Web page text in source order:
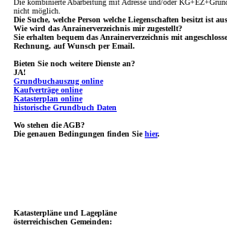
Die kombinierte Abarbeitung mit Adresse und/oder
nicht möglich.
Die Suche, welche Person welche Liegenschaften besitzt ist
Wie wird das Anrainerverzeichnis mir zugestellt?
Sie erhalten bequem das Anrainerverzeichnis mit
Rechnung, auf Wunsch per Email.
Bieten Sie noch weitere Dienste an?
JA!
Grundbuchauszug online
Kaufverträge online
Katasterplan online
historische Grundbuch Daten
Wo stehen die AGB?
Die genauen Bedingungen finden Siehier.
Katasterpläne und Lagepläne
österreichischen Gemeinden: